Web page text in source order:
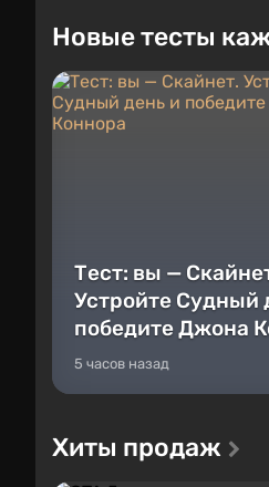
Новые тесты
Тест: вы —
Устройте Судный
победите Джона
5 часов назад
Хиты продаж